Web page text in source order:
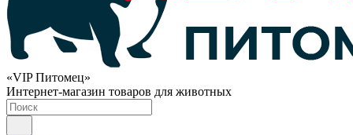
«VIP Питомец»
Интернет-магазин товаров для животных